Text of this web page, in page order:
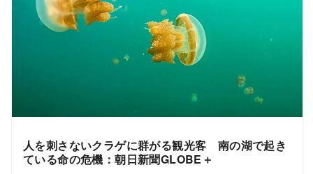
人を刺さないクラゲに群がる観光客 南の湖で起き
ている命の危機：朝日新聞GLOBE＋